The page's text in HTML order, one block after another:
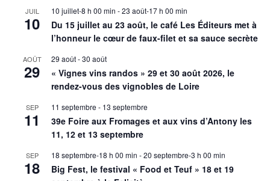
JUIL
10
10 juillet-8 h 00 min -23 août-17 h 00 min
Du 15 juillet au 23 août, le café Les Éditeurs met à
l’honneur le cœur de faux-filet et sa sauce secrète
AOÛT
29
29 août-30 août
« Vignes vins randos » 29 et 30 août 2026, le
rendez-vous des vignobles de Loire
SEP
11
11 septembre - 13 septembre
39e Foire aux Fromages et aux vins d’Antony les
11, 12 et 13 septembre
SEP
18
18 septembre-18 h 00 min -20 septembre-3 h 00 min
Big Fest, le festival « Food et Teuf » 18 et 19